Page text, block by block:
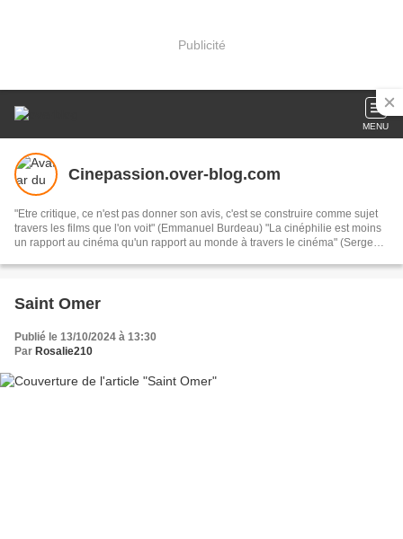
Publicité
MENU
Cinepassion.over-blog.com
"Etre critique, ce n'est pas donner son avis, c'est se construire comme sujet
travers les films que l'on voit" (Emmanuel Burdeau) "La cinéphilie est moins
un rapport au cinéma qu'un rapport au monde à travers le cinéma" (Serge
Saint Omer
Publié le 13/10/2024 à 13:30
Par Rosalie210